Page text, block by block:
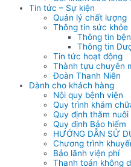
Tin tức – Sự kiện
Quản lý chất lượng
Thông tin sức khỏe
Thông tin
Thông tin
Tin tức hoạt động
Thành tựu chuyên
Đoàn Thanh Niên
Dành cho khách hàng
Nội quy bệnh viện
Quy trình khám
Quy định thăm nuôi
Quy định Bảo hiểm
HƯỚNG DẪN SỬ
Chương trình
Bảo lãnh viện phí
Thanh toán không